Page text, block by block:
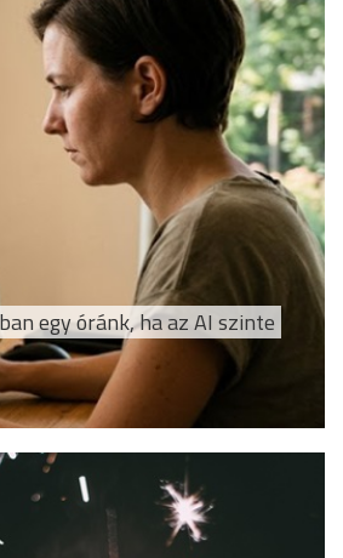
egy óránk, ha az AI szinte